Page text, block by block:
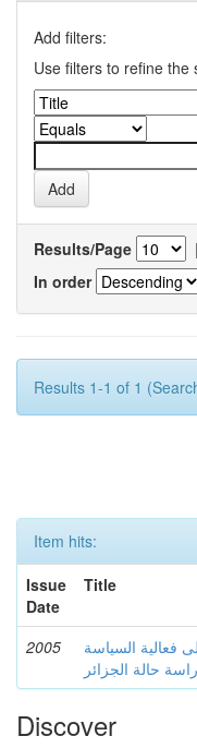
Add filters:
Use filters to refine the
Results/Page |
In order
Results 1-1 of 1
Item hits:
Issue
Date
Title
2005
فعالية السياسة
حالة الجزائر
Discover